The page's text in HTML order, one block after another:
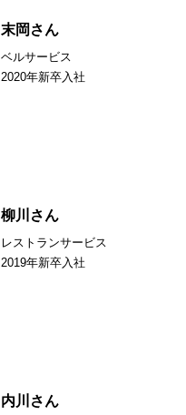
末岡さん
ベルサービス
2020年新卒入社
柳川さん
レストランサービス
2019年新卒入社
内川さん